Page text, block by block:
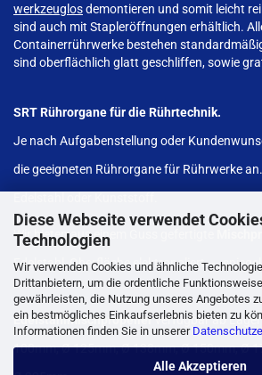
Diese Webseite verwendet
Technologien
Wir verwenden Cookies und ähnliche
Drittanbietern, um die ordentliche
gewährleisten, die Nutzung unseres Angebotes
ein bestmögliches Einkaufserlebnis bieten zu
Informationen finden Sie in unserer
Alle Akzeptieren
werkzeuglosdemontieren und somit leicht
sind auch mit Stapleröffnungen erhältlich.
Containerrührwerke bestehen
sind oberflächlich glatt geschliffen, sowie
SRT Rührorgane für die Rührtechnik.
Je nach Aufgabenstellung oder
die geeigneten Rührorgane für Rührwerke
Wir bieten aus einem Guss gefertigte
Edelstahl, Oberfläche elektropoliert –
Edelstahlmischpropellerverfügbar ab Lager
100mm, Ø 125mm, Ø 138mm, Ø 150mm, Ø